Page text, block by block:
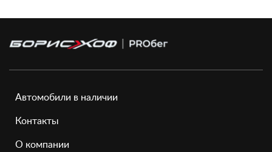
Автомобили в наличии
Контакты
О компании